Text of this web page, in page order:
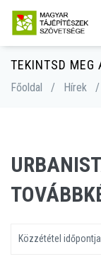
TEKINTSD MEG
Főoldal / Hírek /
Közzététel